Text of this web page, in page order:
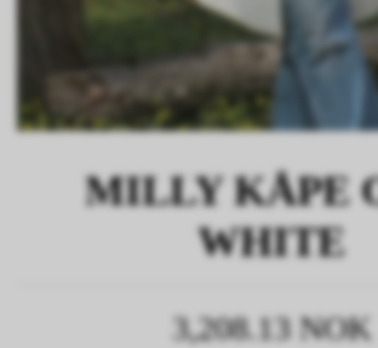
MILLY KÅPE
WHITE
3,208.13 NOK